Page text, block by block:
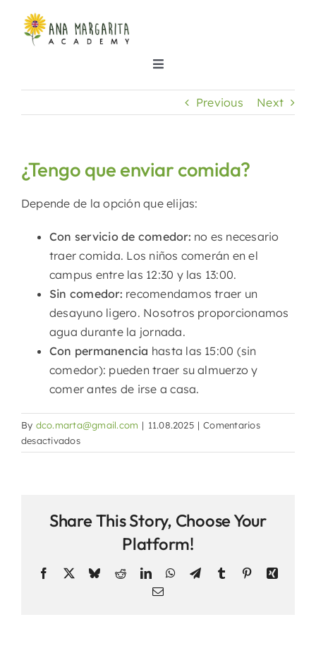
content
Toggle
Sobre nosotros
Noticias
Contacto
Previous Next
¿Tengo que enviar comida?
Depende de la opción que elijas:
Con servicio de comedor: no es necesario
traer comida. Los niños comerán en el
campus entre las 12:30 y las 13:00.
Sin comedor: recomendamos traer un
desayuno ligero. Nosotros proporcionamos
agua durante la jornada.
Con permanencia hasta las 15:00 (sin
comedor): pueden traer su almuerzo y
comer antes de irse a casa.
By dco.marta@gmail.com | 11.08.2025 | Comentarios
desactivadosen
¿Tengo
Share This Story, Choose Your
Platform!
Facebook BlueskyRedditLinkedInWhatsApp
TelegramTumblr PinterestXing
Email